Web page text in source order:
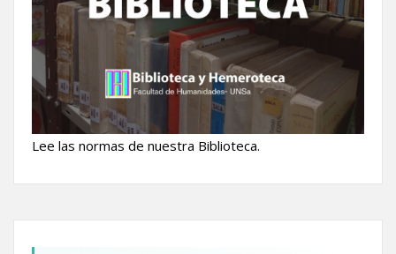
Lee las normas de nuestra Biblioteca.